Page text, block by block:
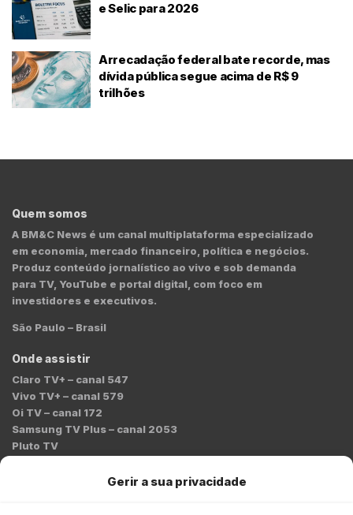
Gerir a sua privacidade
e Selic para 2026
Arrecadação federal bate recorde, mas
dívida pública segue acima de R$ 9
trilhões
Quem somos
A BM&C News é um canal multiplataforma especializado
em economia, mercado financeiro, política e negócios.
Produz conteúdo jornalístico ao vivo e sob demanda
para TV, YouTube e portal digital, com foco em
investidores e executivos.
São Paulo – Brasil
Onde assistir
Claro TV+ – canal 547
Vivo TV+ – canal 579
Oi TV – canal 172
Samsung TV Plus – canal 2053
Pluto TV